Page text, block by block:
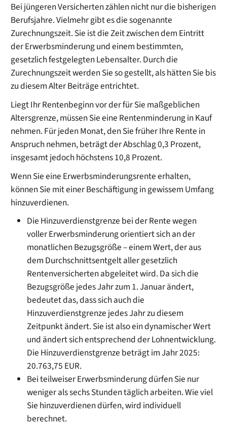
Bei jüngeren Versicherten zählen nicht nur die bisherigen
Berufsjahre. Vielmehr gibt es die sogenannte
Zurechnungszeit. Sie ist die Zeit zwischen dem Eintritt
der Erwerbsminderung und einem bestimmten,
gesetzlich festgelegten Lebensalter. Durch die
Zurechnungszeit werden Sie so gestellt, als hätten Sie bis
zu diesem Alter Beiträge entrichtet.
Liegt Ihr Rentenbeginn vor der für Sie maßgeblichen
Altersgrenze, müssen Sie eine Rentenminderung in Kauf
nehmen. Für jeden Monat, den Sie früher Ihre Rente in
Anspruch nehmen, beträgt der Abschlag 0,3 Prozent,
insgesamt jedoch höchstens 10,8 Prozent.
Wenn Sie eine Erwerbsminderungsrente erhalten,
können Sie mit einer Beschäftigung in gewissem Umfang
hinzuverdienen.
Die Hinzuverdienstgrenze bei der Rente wegen
voller Erwerbsminderung orientiert sich an der
monatlichen Bezugsgröße – einem Wert, der aus
dem Durchschnittsentgelt aller gesetzlich
Rentenversicherten abgeleitet wird. Da sich die
Bezugsgröße jedes Jahr zum 1. Januar ändert,
bedeutet das, dass sich auch die
Hinzuverdienstgrenze jedes Jahr zu diesem
Zeitpunkt ändert. Sie ist also ein dynamischer Wert
und ändert sich entsprechend der Lohnentwicklung.
Die Hinzuverdienstgrenze beträgt im Jahr 2025:
20.763,75 EUR.
Bei teilweiser Erwerbsminderung dürfen Sie nur
weniger als sechs Stunden täglich arbeiten. Wie viel
Sie hinzuverdienen dürfen, wird individuell
berechnet.